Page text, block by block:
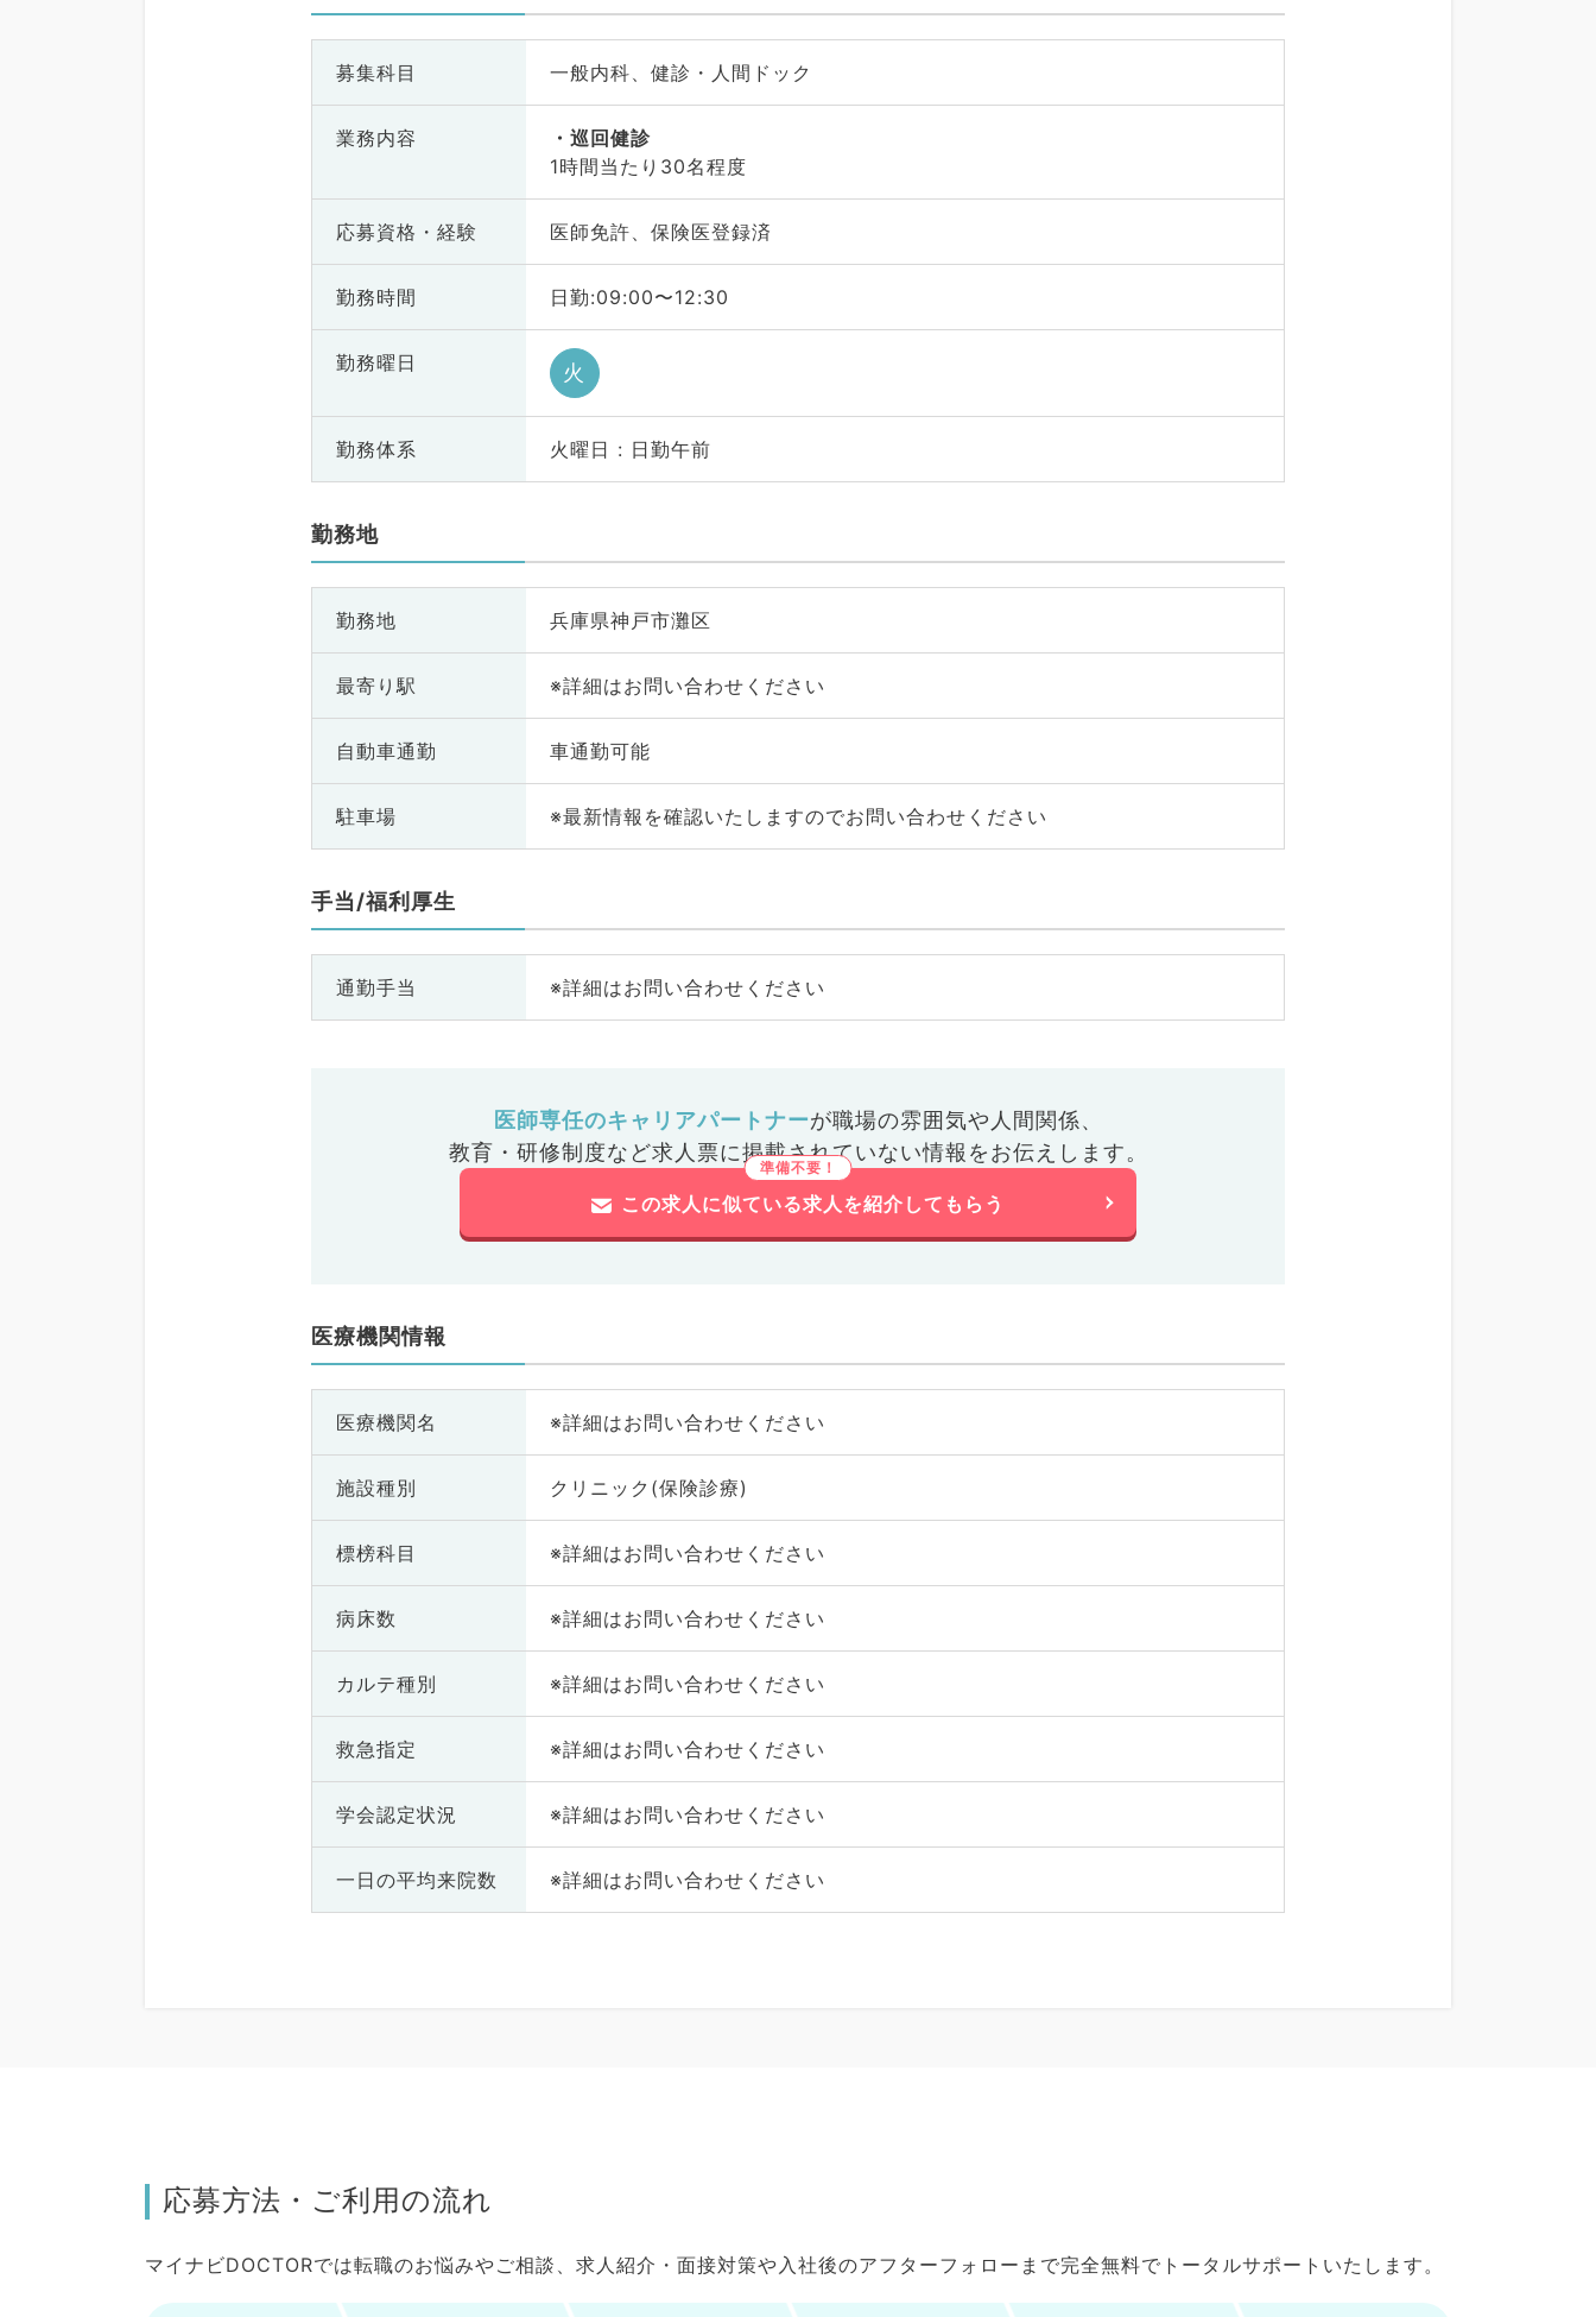
募集科目 一般内科、健診・人間ドック
業務内容
巡回健診
1時間当たり30名程度
応募資格・ 経験 医師免許、保険医登録済
勤務時間 日勤:09:00〜12:30
勤務曜日 火
勤務体系 火曜日 : 日勤午前
勤務地
勤務地 兵庫県神戸市灘区
最寄り駅 ※詳細はお問い合わせください
自動車通勤 車通勤可能
駐車場 ※最新情報を確認いたしますのでお問い合わせください
手当/福利厚生
通勤手当 ※詳細はお問い合わせください
医師専任のキャリアパートナーが職場の雰囲気や人間関係、
教育・研修制度など求人票に掲載されていない情報をお伝えします。
この求人に似ている求人を紹介してもらう
医療機関情報
医療機関名 ※詳細はお問い合わせください
施設種別 クリニック(保険診療)
標榜科目 ※詳細はお問い合わせください
病床数 ※詳細はお問い合わせください
カルテ種別 ※詳細はお問い合わせください
救急指定 ※詳細はお問い合わせください
学会認定状況 ※詳細はお問い合わせください
一日の平均来院数 ※詳細はお問い合わせください
応募方法・ご利用の流れ
マイナビDOCTORでは転職のお悩みやご相談、求人紹介・面接対策や入社後のアフターフォローまで完全無料でトータルサポートいたします。